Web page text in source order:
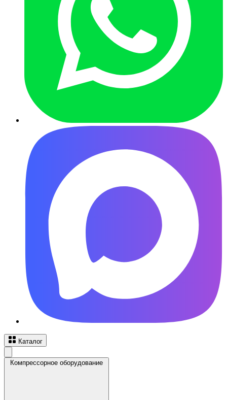
Каталог
Компрессорное оборудование